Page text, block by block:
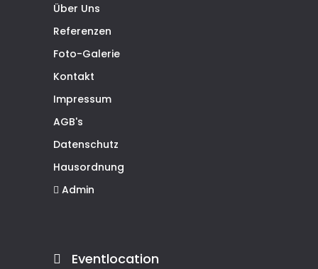
Über Uns
Referenzen
Foto-Galerie
Kontakt
Impressum
AGB's
Datenschutz
Hausordnung
Admin
Eventlocation